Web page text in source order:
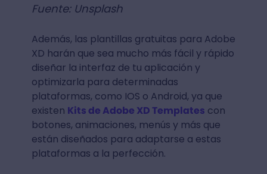
Fuente: Unsplash
Además, las plantillas gratuitas para Adobe
XD harán que sea mucho más fácil y rápido
diseñar la interfaz de tu aplicación y
optimizarla para determinadas
plataformas, como IOS o Android, ya que
existen Kits de Adobe XD Templates con
botones, animaciones, menús y más que
están diseñados para adaptarse a estas
plataformas a la perfección.